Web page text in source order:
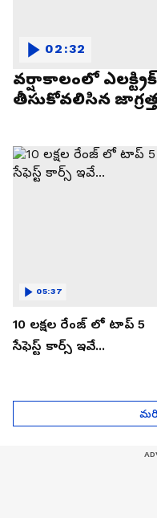
వర్షాకాలంలో
తీసుకోవలిసిన
02:32
10 లక్షల రేంజ్ లో టాప్ 5
సేఫెస్ట్ కార్స్ ఇవే...
05:37